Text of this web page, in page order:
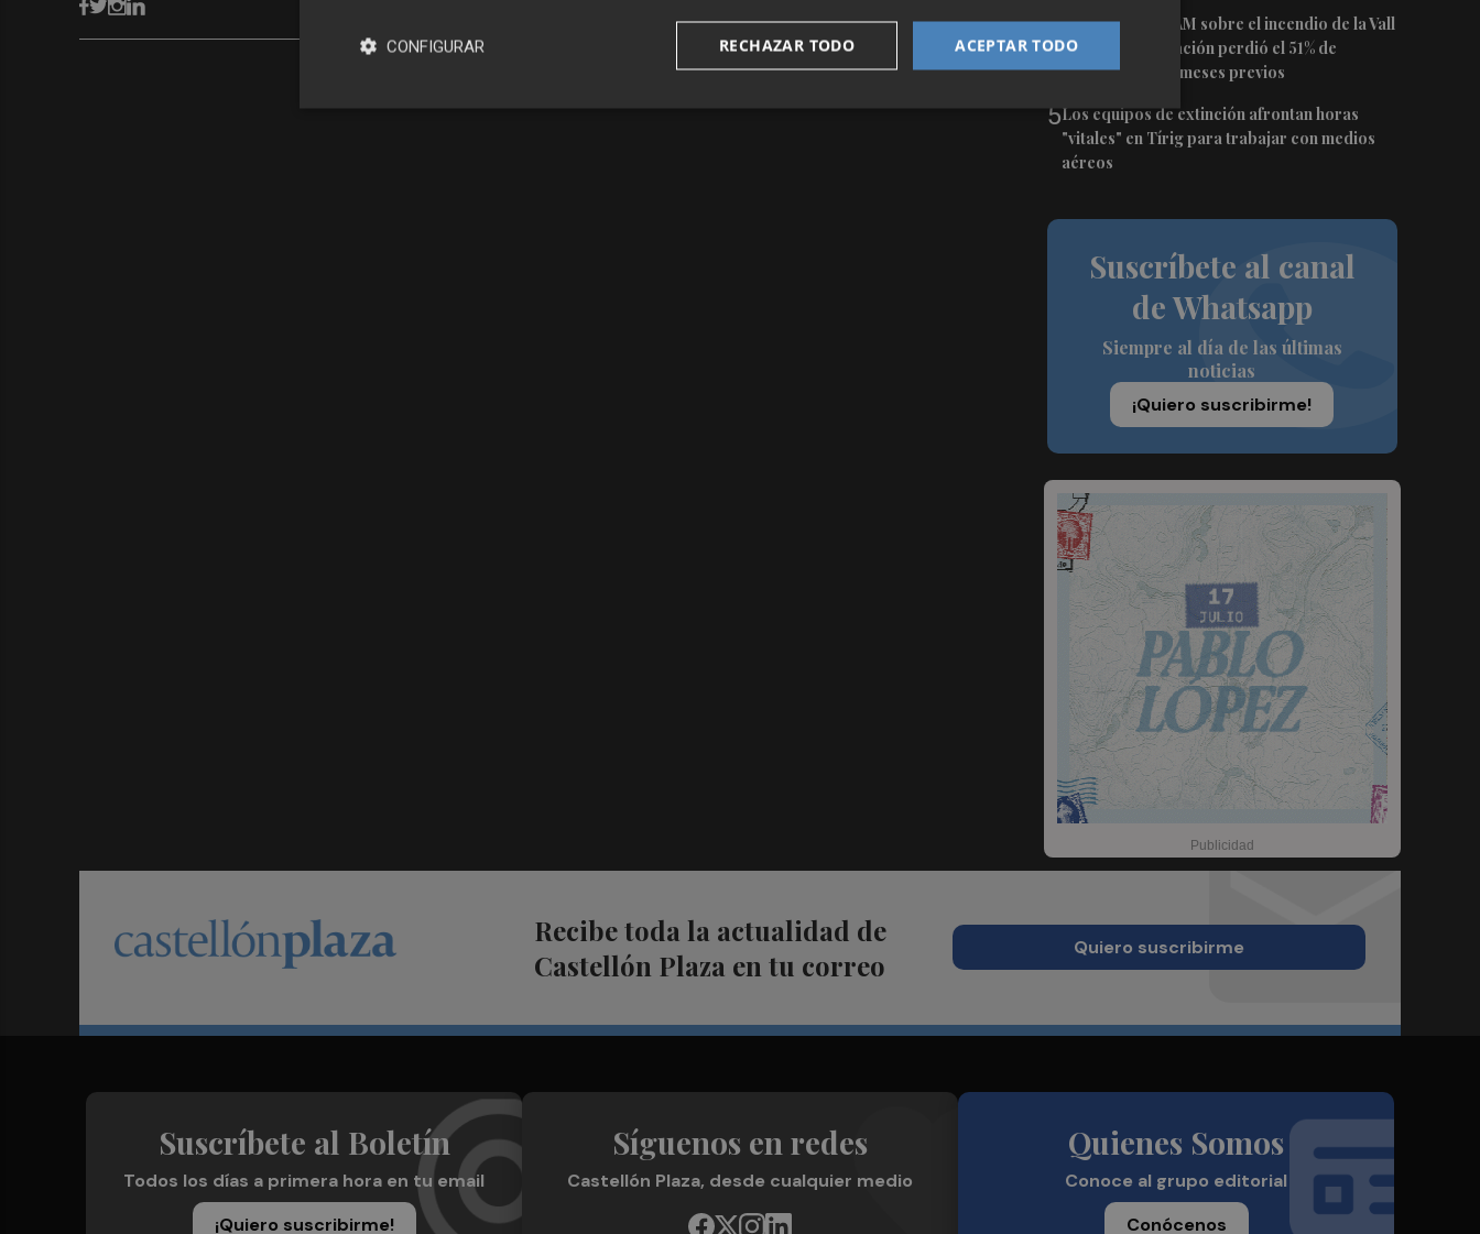
4Informe del CEAM sobre el incendio de la Vall
d'Uixó: la vegetación perdió el 51% de
humedad en los meses previos
5Los equipos de extinción afrontan horas
"vitales" en Tírig para trabajar con medios
aéreos
Suscríbete al canal
de Whatsapp
Siempre al día de las últimas
noticias
¡Quiero suscribirme!
Recibe toda la actualidad de
Castellón Plaza en tu correo
Quiero suscribirme
Suscríbete al Boletín
Todos los días a primera hora en tu email
¡Quiero suscribirme!
Síguenos en redes
Castellón Plaza, desde cualquier medio
Quienes Somos
Conoce al grupo editorial
Conócenos
ACEPTAR TODO
RECHAZAR TODO
CONFIGURAR